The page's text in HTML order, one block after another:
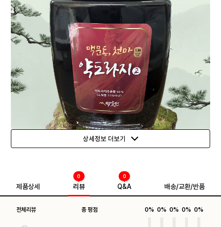
상세정보 더보기
제품상세 리뷰
0
Q&A
0
배송/교환/반품
전체리뷰 총 평점 0% 0% 0% 0% 0%